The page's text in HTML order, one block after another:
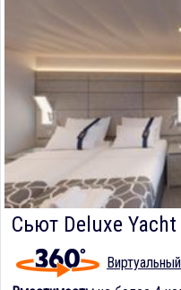
Сьют Deluxe Yacht